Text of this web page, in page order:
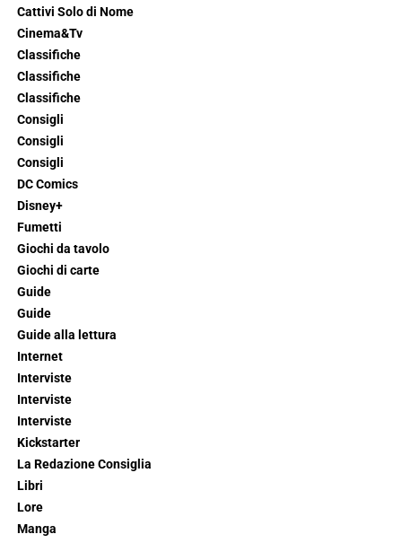
Cattivi Solo di Nome
Cinema&Tv
Classifiche
Classifiche
Classifiche
Consigli
Consigli
Consigli
DC Comics
Disney+
Fumetti
Giochi da tavolo
Giochi di carte
Guide
Guide
Guide alla lettura
Internet
Interviste
Interviste
Interviste
Kickstarter
La Redazione Consiglia
Libri
Lore
Manga